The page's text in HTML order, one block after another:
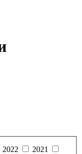
2022
2021